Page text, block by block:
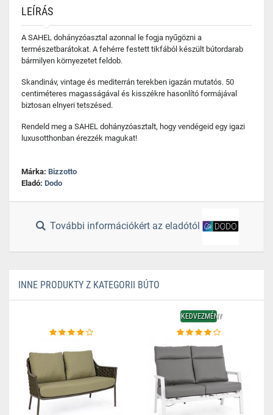
LEÍRÁS
A SAHEL dohányzóasztal azonnal le fogja nyűgözni a
természetbarátokat. A fehérre festett tikfából készült bútordarab
bármilyen környezetet feldob.
Skandináv, vintage és mediterrán terekben igazán mutatós. 50
centiméteres magasságával és kisszékre hasonlító formájával
biztosan elnyeri tetszésed.
Rendeld meg a SAHEL dohányzóasztalt, hogy vendégeid egy igazi
luxusotthonban érezzék magukat!
Márka: Bizzotto
Eladó: Dodo
További információkért az eladótól
INNE PRODUKTY Z KATEGORII BÚTO
KEDVEZMÉNY